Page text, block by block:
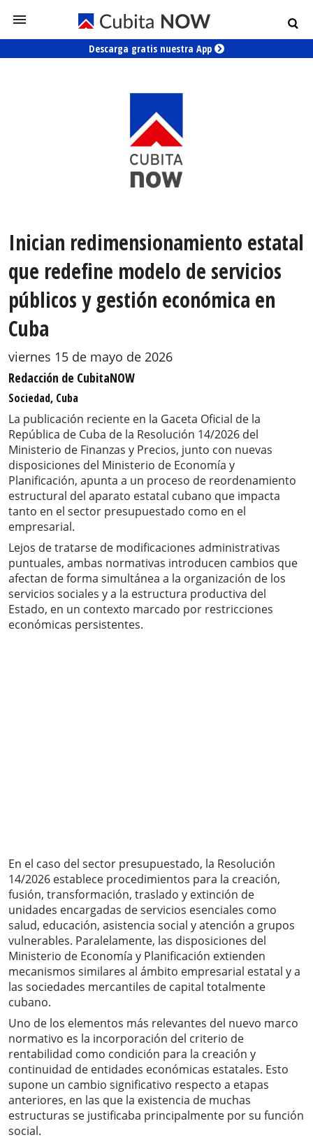
Descarga gratis nuestra App
Inician redimensionamiento estatal
que redefine modelo de servicios
públicos y gestión económica en
Cuba
viernes 15 de mayo de 2026
Redacción de CubitaNOW
Sociedad, Cuba
La publicación reciente en la Gaceta Oficial de la
República de Cuba de la Resolución 14/2026 del
Ministerio de Finanzas y Precios, junto con nuevas
disposiciones del Ministerio de Economía y
Planificación, apunta a un proceso de reordenamiento
estructural del aparato estatal cubano que impacta
tanto en el sector presupuestado como en el
empresarial.
Lejos de tratarse de modificaciones administrativas
puntuales, ambas normativas introducen cambios que
afectan de forma simultánea a la organización de los
servicios sociales y a la estructura productiva del
Estado, en un contexto marcado por restricciones
económicas persistentes.
En el caso del sector presupuestado, la Resolución
14/2026 establece procedimientos para la creación,
fusión, transformación, traslado y extinción de
unidades encargadas de servicios esenciales como
salud, educación, asistencia social y atención a grupos
vulnerables. Paralelamente, las disposiciones del
Ministerio de Economía y Planificación extienden
mecanismos similares al ámbito empresarial estatal y a
las sociedades mercantiles de capital totalmente
cubano.
Uno de los elementos más relevantes del nuevo marco
normativo es la incorporación del criterio de
rentabilidad como condición para la creación y
continuidad de entidades económicas estatales. Esto
supone un cambio significativo respecto a etapas
anteriores, en las que la existencia de muchas
estructuras se justificaba principalmente por su función
social.